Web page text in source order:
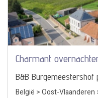
Charmant
B&B
België >Oost-Vlaanderen